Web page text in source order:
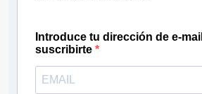
Introduce tu dirección de e-
suscribirte